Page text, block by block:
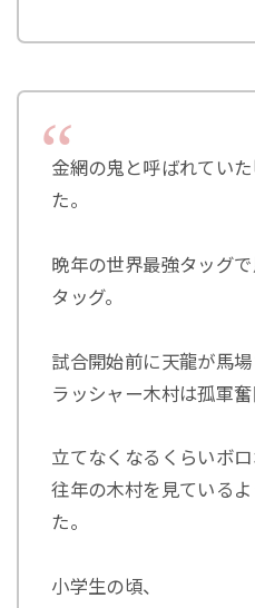
金網の鬼と呼ばれてい
た。
晩年の世界最強タッグ
タッグ。
試合開始前に天龍が馬場
ラッシャー木村は孤軍
立てなくなるくらいボロ
往年の木村を見ている
た。
小学生の頃、